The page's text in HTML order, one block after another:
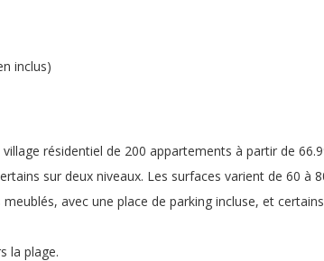
inclus)
résidentiel de 200 appartements à partir de
sur deux niveaux. Les surfaces varient de 60 à
avec une place de parking incluse, et certains
la plage.